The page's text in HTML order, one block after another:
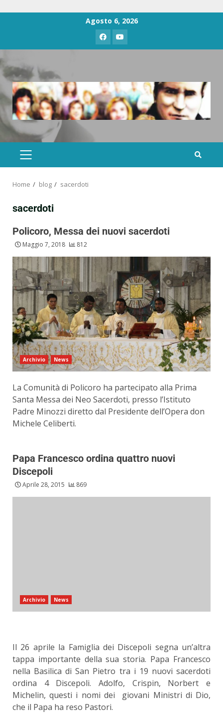
Agosto 6, 2026
Home blog sacerdoti
sacerdoti
Policoro, Messa dei nuovi sacerdoti
Maggio 7, 2018 812
Archivio News
La Comunità di Policoro ha partecipato alla Prima
Santa Messa dei Neo Sacerdoti, presso l’Istituto
Padre Minozzi diretto dal Presidente dell’Opera don
Michele Celiberti.
Papa Francesco ordina quattro nuovi
Discepoli
Aprile 28, 2015 869
Archivio News
Il 26 aprile la Famiglia dei Discepoli segna un’altra
tappa importante della sua storia. Papa Francesco
nella Basilica di San Pietro tra i 19 nuovi sacerdoti
ordina 4 Discepoli. Adolfo, Crispin, Norbert e
Michelin, questi i nomi dei giovani Ministri di Dio,
che il Papa ha reso Pastori.